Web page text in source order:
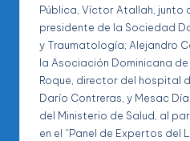
Pública, Víctor Atallah, junto
presidente de la Sociedad
y Traumatología; Alejandro
la Asociación Dominicana
Roque, director del hospital
Darío Contreras, y Mesac
del Ministerio de Salud, al
en el “Panel de Expertos del